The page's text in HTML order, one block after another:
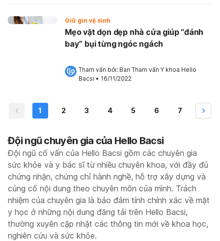
Giữ gìn vệ sinh
Mẹo vặt dọn dẹp nhà cửa giúp “đánh
bay” bụi từng ngóc ngách
Tham vấn bởi: Ban Tham vấn Y khoa Hello
Bacsi • 16/11/2022
1 2 3 4 5 6 7
Đội ngũ chuyên gia của Hello Bacsi
Đội ngũ cố vấn của Hello Bacsi gồm các chuyên gia
sức khỏe và y bác sĩ từ nhiều chuyên khoa, với đầy đủ
chứng nhận, chứng chỉ hành nghề, hỗ trợ xây dựng và
củng cố nội dung theo chuyên môn của mình. Trách
nhiệm của chuyên gia là bảo đảm tính chính xác về mặt
y học ở những nội dung đăng tải trên Hello Bacsi,
thường xuyên cập nhật các thông tin mới về khoa học,
nghiên cứu và sức khỏe.